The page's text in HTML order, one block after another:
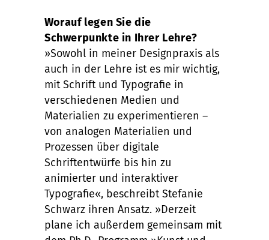
Worauf legen Sie die
Schwerpunkte in Ihrer Lehre?
»Sowohl in meiner Designpraxis als
auch in der Lehre ist es mir wichtig,
mit Schrift und Typografie in
verschiedenen Medien und
Materialien zu experimentieren –
von analogen Materialien und
Prozessen über digitale
Schriftentwürfe bis hin zu
animierter und interaktiver
Typografie«, beschreibt Stefanie
Schwarz ihren Ansatz. »Derzeit
plane ich außerdem gemeinsam mit